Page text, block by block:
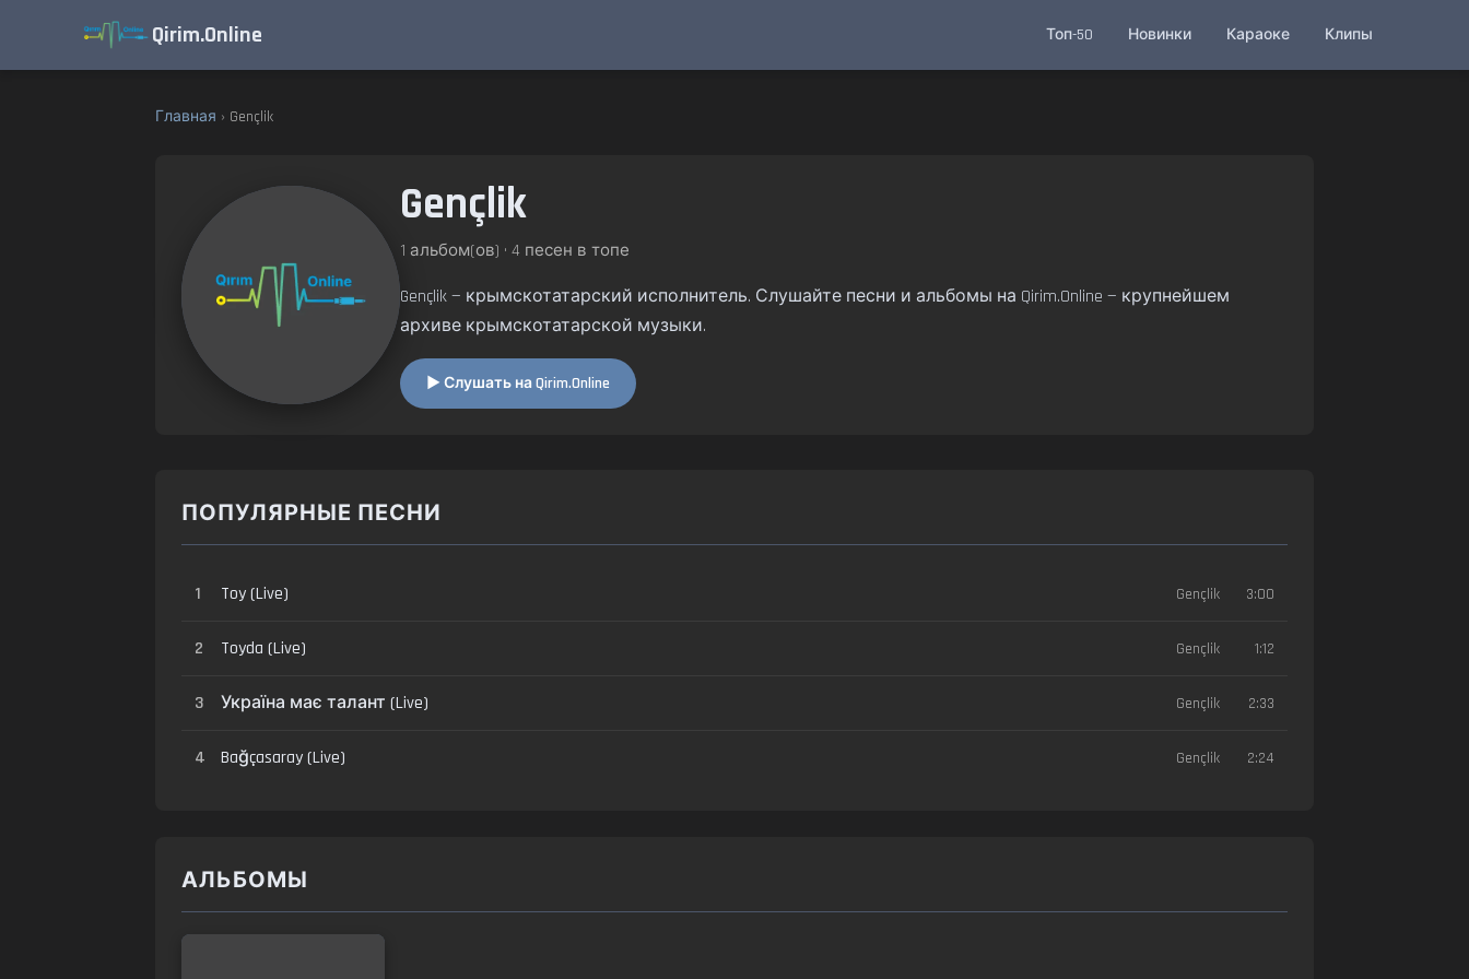
Qirim.Online Топ-50 Новинки Караоке Клипы
Главная › Gençlik
Gençlik
1 альбом(ов) • 4 песен в топе
Gençlik — крымскотатарский исполнитель. Слушайте песни и альбомы на Qirim.Online — крупнейшем
архиве крымскотатарской музыки.
▶ Слушать на Qirim.Online
ПОПУЛЯРНЫЕ ПЕСНИ
1 Toy (Live) Gençlik 3:00
2 Toyda (Live) Gençlik 1:12
3 Україна має талант (Live) Gençlik 2:33
4 Bağçasaray (Live) Gençlik 2:24
АЛЬБОМЫ